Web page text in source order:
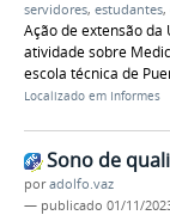
servidores, estudantes,
Ação de extensão da
atividade sobre
escola técnica de
Localizado em Informes
Sono de
poradolfo.vaz
— publicado 01/11/